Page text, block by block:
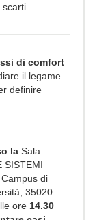
di comfort
il legame
definire
la Sala
SISTEMI
di
35020
ore 14.30